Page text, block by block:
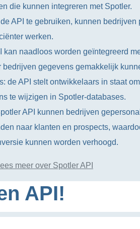
die kunnen integreren met Spotler.
API te gebruiken, kunnen bedrijven
werken.
kan naadloos worden geïntegreerd
gegevens gemakkelijk
de API stelt ontwikkelaars in staat
te wijzigen in Spotler-databases.
API kunnen bedrijven
naar klanten en prospects,
kunnen worden verhoogd.
meer over Spotler API
API!